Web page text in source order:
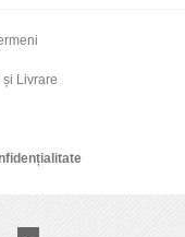
Livrare